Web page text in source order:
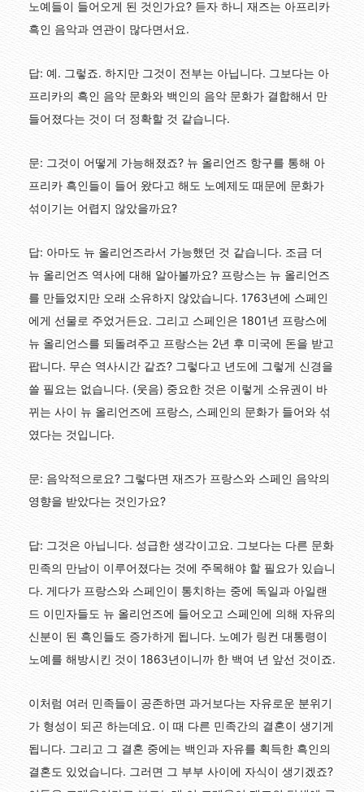
노예들이 들어오게 된 것인가요? 듣자 하니 재즈는 아프리카
흑인 음악과 연관이 많다면서요.
답: 예. 그렇죠. 하지만 그것이 전부는 아닙니다. 그보다는 아
프리카의 흑인 음악 문화와 백인의 음악 문화가 결합해서 만
들어졌다는 것이 더 정확할 것 같습니다.
문: 그것이 어떻게 가능해졌죠? 뉴 올리언즈 항구를 통해 아
프리카 흑인들이 들어 왔다고 해도 노예제도 때문에 문화가
섞이기는 어렵지 않았을까요?
답: 아마도 뉴 올리언즈라서 가능했던 것 같습니다. 조금 더
뉴 올리언즈 역사에 대해 알아볼까요? 프랑스는 뉴 올리언즈
를 만들었지만 오래 소유하지 않았습니다. 1763년에 스페인
에게 선물로 주었거든요. 그리고 스페인은 1801년 프랑스에
뉴 올리언스를 되돌려주고 프랑스는 2년 후 미국에 돈을 받고
팝니다. 무슨 역사시간 같죠? 그렇다고 년도에 그렇게 신경을
쓸 필요는 없습니다. (웃음) 중요한 것은 이렇게 소유권이 바
뀌는 사이 뉴 올리언즈에 프랑스, 스페인의 문화가 들어와 섞
였다는 것입니다.
문: 음악적으로요? 그렇다면 재즈가 프랑스와 스페인 음악의
영향을 받았다는 것인가요?
답: 그것은 아닙니다. 성급한 생각이고요. 그보다는 다른 문화
민족의 만남이 이루어졌다는 것에 주목해야 할 필요가 있습니
다. 게다가 프랑스와 스페인이 통치하는 중에 독일과 아일랜
드 이민자들도 뉴 올리언즈에 들어오고 스페인에 의해 자유의
신분이 된 흑인들도 증가하게 됩니다. 노예가 링컨 대통령이
노예를 해방시킨 것이 1863년이니까 한 백여 년 앞선 것이죠.
이처럼 여러 민족들이 공존하면 과거보다는 자유로운 분위기
가 형성이 되곤 하는데요. 이 때 다른 민족간의 결혼이 생기게
됩니다. 그리고 그 결혼 중에는 백인과 자유를 획득한 흑인의
결혼도 있었습니다. 그러면 그 부부 사이에 자식이 생기겠죠?